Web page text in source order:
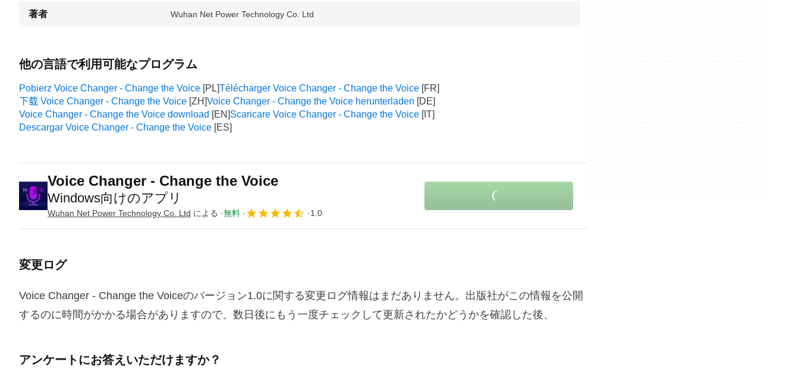
著者 Wuhan Net Power Technology Co. Ltd
他の言語で利用可能なプログラム
Pobierz Voice Changer - Change the Voice
Télécharger Voice Changer - Change the Voice
下载 Voice Changer - Change the Voice
Voice Changer - Change the Voice herunterladen
Voice Changer - Change the Voice download
Scaricare Voice Changer - Change the Voice
Descargar Voice Changer - Change the Voice
Voice Changer - Change the Voice
Windows向けのアプリ
Wuhan Net Power Technology Co. Ltd による 無料 1.0
変更ログ
Voice Changer - Change the Voiceのバージョン1.0に関する変更ログ情報はまだありません。出版社がこの情報を公開
するのに時間がかかる場合がありますので、数日後にもう一度チェックして更新されたかどうかを確認した後、
アンケートにお答えいただけますか？